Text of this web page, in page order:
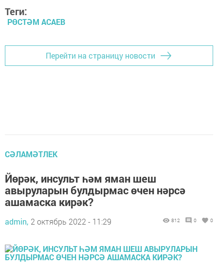
Теги:
РӨСТӘМ АСАЕВ
Перейти на страницу новости
СӘЛАМӘТЛЕК
Йөрәк, инсульт һәм яман шеш
авыруларын булдырмас өчен нәрсә
ашамаска кирәк?
admin, 2 октябрь 2022 - 11:29 812 0 0